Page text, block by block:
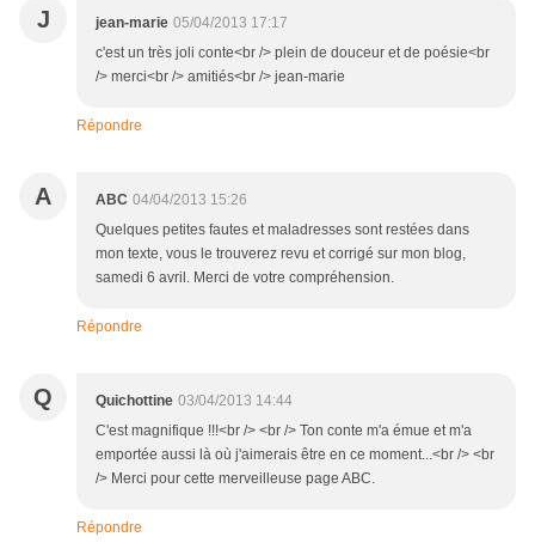
J jean-marie 05/04/2013 17:17
c'est un très joli conte<br /> plein de douceur et de poésie<br
/> merci<br /> amitiés<br /> jean-marie
Répondre
A ABC 04/04/2013 15:26
Quelques petites fautes et maladresses sont restées dans
mon texte, vous le trouverez revu et corrigé sur mon blog,
samedi 6 avril. Merci de votre compréhension.
Répondre
Q Quichottine 03/04/2013 14:44
C'est magnifique !!!<br /> <br /> Ton conte m'a émue et m'a
emportée aussi là où j'aimerais être en ce moment...<br /> <br
/> Merci pour cette merveilleuse page ABC.
Répondre